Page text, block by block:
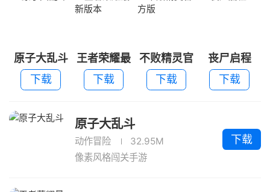
原子大乱斗
下载
王者荣耀最
新版本
下载
不败精灵官
方版
下载
丧尸启程
下载
原子大乱斗
动作冒险
32.95M
像素风格闯关手游
下载